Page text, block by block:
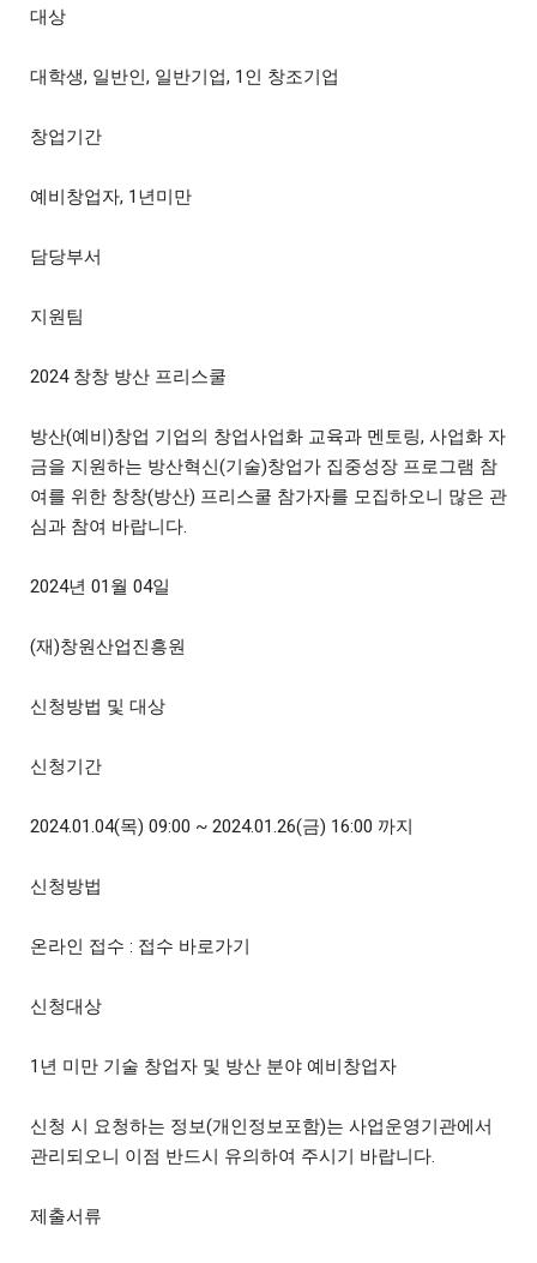
대상
대학생, 일반인, 일반기업, 1인 창조기업
창업기간
예비창업자, 1년미만
담당부서
지원팀
2024 창창 방산 프리스쿨
방산(예비)창업 기업의 창업사업화 교육과 멘토링, 사업화 자
금을 지원하는 방산혁신(기술)창업가 집중성장 프로그램 참
여를 위한 창창(방산) 프리스쿨 참가자를 모집하오니 많은 관
심과 참여 바랍니다.
2024년 01월 04일
(재)창원산업진흥원
신청방법 및 대상
신청기간
2024.01.04(목) 09:00 ~ 2024.01.26(금) 16:00 까지
신청방법
온라인 접수 : 접수 바로가기
신청대상
1년 미만 기술 창업자 및 방산 분야 예비창업자
신청 시 요청하는 정보(개인정보포함)는 사업운영기관에서
관리되오니 이점 반드시 유의하여 주시기 바랍니다.
제출서류